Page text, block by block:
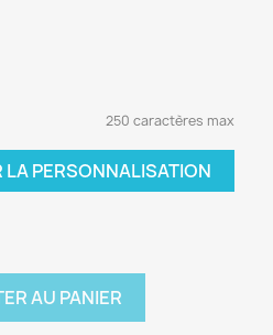
250 caractères max
LA PERSONNALISATION
AU PANIER